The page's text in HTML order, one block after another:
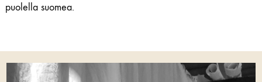
puolella suomea.